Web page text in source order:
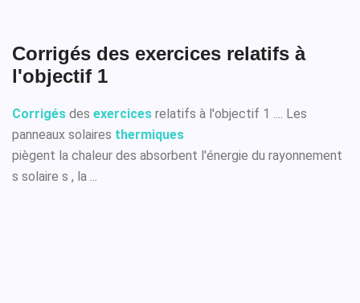
Corrigés des exercices relatifs à
l'objectif 1
Corrigés des exercices relatifs à l'objectif 1 .... Les
panneaux solaires thermiques
piègent la chaleur des absorbent l'énergie du rayonnement
s solaire s , la ...